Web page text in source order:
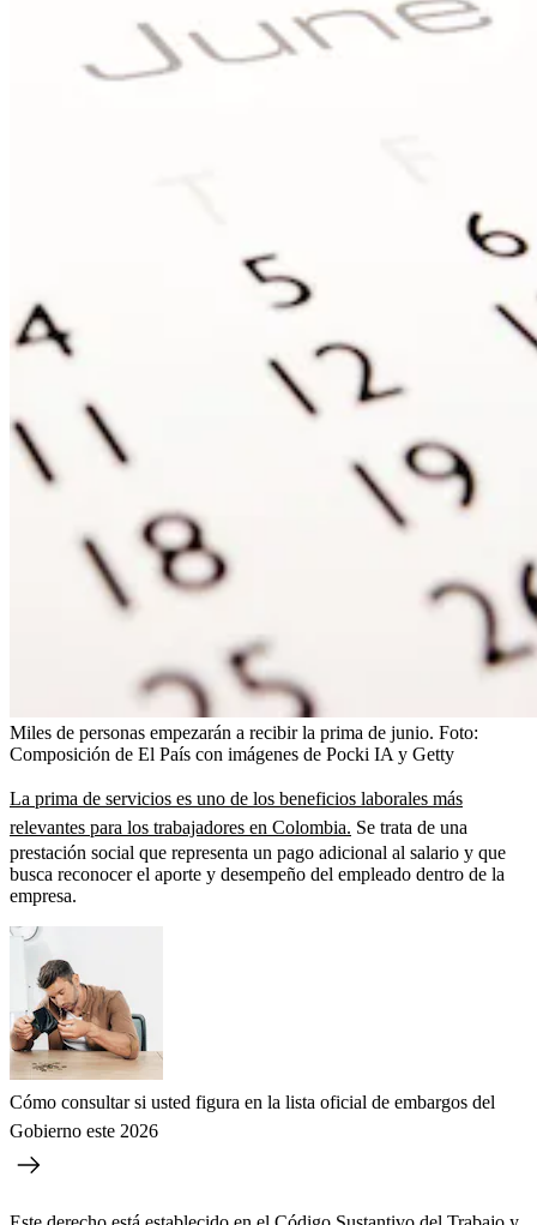
Miles de personas empezarán a recibir la prima de junio. Foto:
Composición de El País con imágenes de Pocki IA y Getty
La prima de servicios es uno de los beneficios laborales más
relevantes para los trabajadores en Colombia. Se trata de una
prestación social que representa un pago adicional al salario y que
busca reconocer el aporte y desempeño del empleado dentro de la
empresa.
Cómo consultar si usted figura en la lista oficial de embargos del
Gobierno este 2026